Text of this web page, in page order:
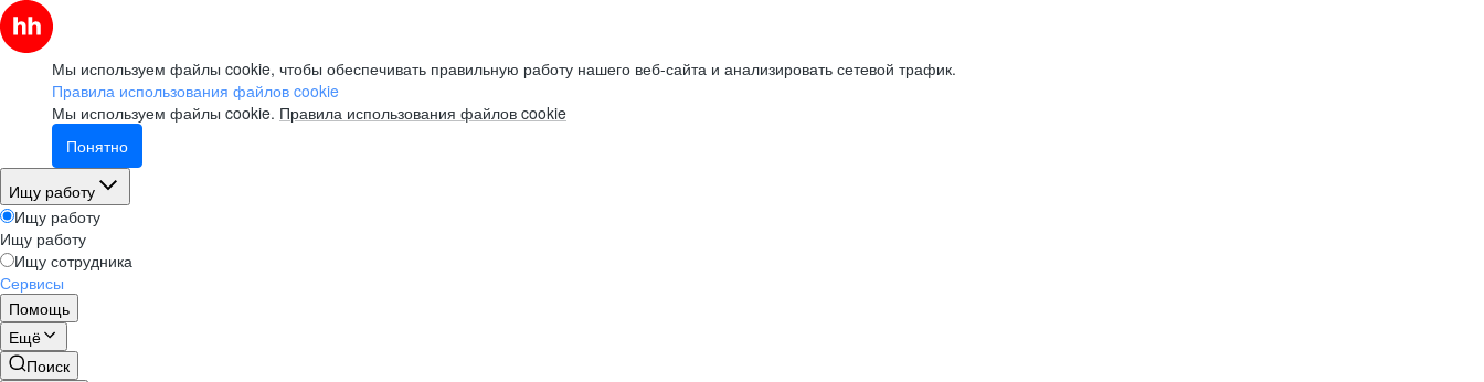
Мы используем файлы cookie, чтобы обеспечивать правильную работу нашего веб-сайта и анализировать сетевой трафик.
Правила использования файлов cookie
Мы используем файлы cookie. Правила использования файлов cookie
Понятно
Ищу работу
Ищу работу
Ищу работу
Ищу сотрудника
Сервисы
Помощь
Ещё
Поиск